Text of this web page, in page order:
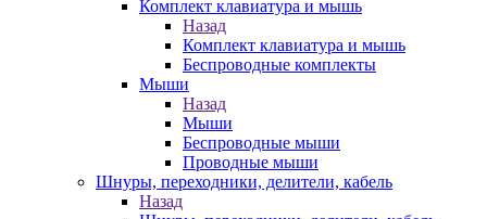
Комплект клавиатура и мышь
Назад
Комплект клавиатура и мышь
Беспроводные комплекты
Мыши
Назад
Мыши
Беспроводные мыши
Проводные мыши
Шнуры, переходники, делители, кабель
Назад